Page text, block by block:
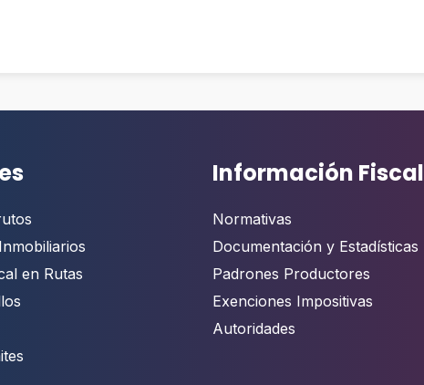
en Rutas
Información Fiscal
Normativas
Documentación y Estadísticas
Padrones Productores
Exenciones Impositivas
Autoridades